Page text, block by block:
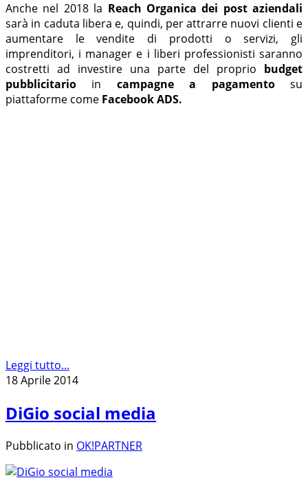
Anche nel 2018 la Reach Organica dei post aziendali
sarà in caduta libera e, quindi, per attrarre nuovi clienti e
aumentare le vendite di prodotti o servizi, gli
imprenditori, i manager e i liberi professionisti saranno
costretti ad investire una parte del proprio budget
pubblicitario in campagne a pagamentosu
piattaforme come Facebook ADS.
Leggi tutto...
18 Aprile 2014
DiGio social media
Pubblicato in OK!PARTNER